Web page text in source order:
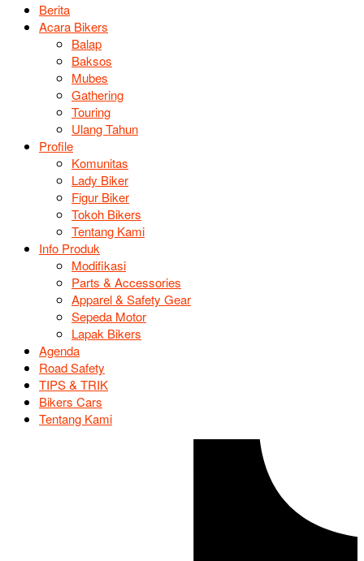
Berita
Acara Bikers
Balap
Baksos
Mubes
Gathering
Touring
Ulang Tahun
Profile
Komunitas
Lady Biker
Figur Biker
Tokoh Bikers
Tentang Kami
Info Produk
Modifikasi
Parts & Accessories
Apparel & Safety Gear
Sepeda Motor
Lapak Bikers
Agenda
Road Safety
TIPS & TRIK
Bikers Cars
Tentang Kami